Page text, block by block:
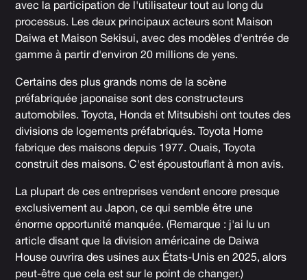
avec la participation de l'utilisateur tout au long du
processus. Les deux principaux acteurs sont Maison
Daiwa et Maison Sekisui, avec des modèles d'entrée de
gamme à partir d'environ 20 millions de yens.
Certains des plus grands noms de la scène
préfabriquée japonaise sont des constructeurs
automobiles. Toyota, Honda et Mitsubishi ont toutes des
divisions de logements préfabriqués. Toyota Home
fabrique des maisons depuis 1977. Ouais,
Toyota
construit des maisons. C'est époustouflant à mon avis.
La plupart de ces entreprises vendent encore presque
exclusivement au Japon, ce qui semble être une
énorme opportunité manquée. (Remarque : j'ai lu un
article disant que la division américaine de Daiwa
House ouvrira des usines aux États-Unis en 2025, alors
peut-être que cela est sur le point de changer.)